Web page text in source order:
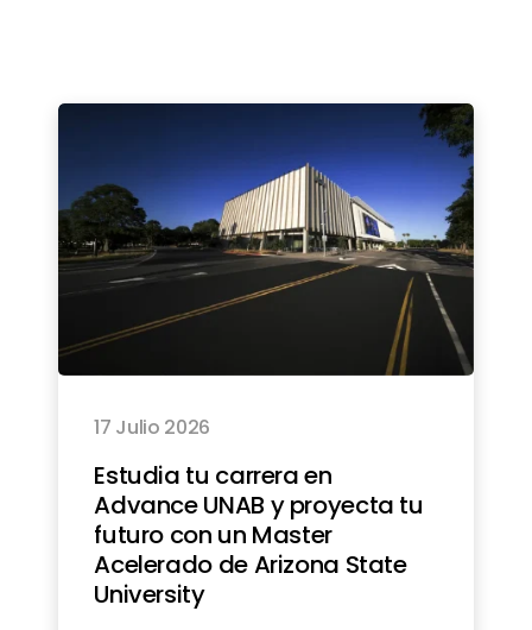
17 Julio 2026
Estudia tu carrera en
Advance UNAB y proyecta tu
futuro con un Master
Acelerado de Arizona State
University